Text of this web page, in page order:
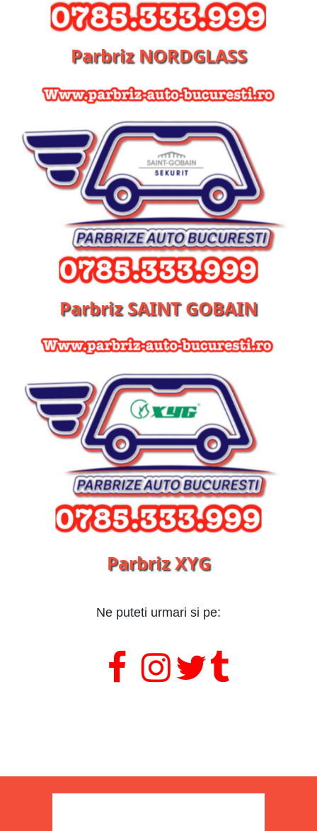
Parbriz NORDGLASS
Parbriz SAINT GOBAIN
Parbriz XYG
Ne puteti urmari si pe:
